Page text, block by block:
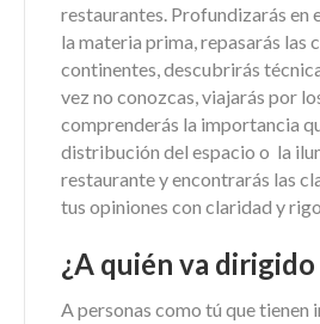
restaurantes. Profundizarás en
la materia prima, repasarás las
continentes, descubrirás
vez no conozcas, viajarás por
comprenderás la importancia
distribución del espacio o la
restaurante y encontrarás las
tus opiniones con claridad y
¿A quién va
A personas como tú que tienen